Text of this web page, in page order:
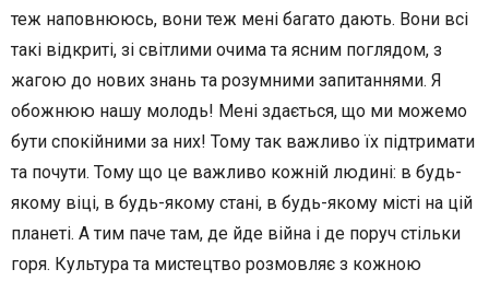
теж наповнююсь, вони теж мені багато дають. Вони всі
такі відкриті, зі світлими очима та ясним поглядом, з
жагою до нових знань та розумними запитаннями. Я
обожнюю нашу молодь! Мені здається, що ми можемо
бути спокійними за них! Тому так важливо їх підтримати
та почути. Тому що це важливо кожній людині: в будь-
якому віці, в будь-якому стані, в будь-якому місті на цій
планеті. А тим паче там, де йде війна і де поруч стільки
горя. Культура та мистецтво розмовляє з кожною